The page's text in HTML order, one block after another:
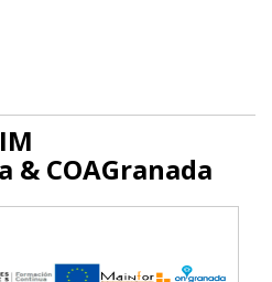
& COAGranada